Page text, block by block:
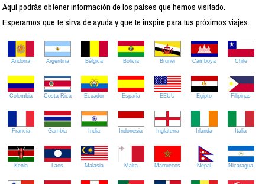
Aquí podrás obtener información de los países que hemos visitado.
Esperamos que te sirva de ayuda y que te inspire para tus próximos viajes.
Andorra Argentina Bélgica Bolivia Brunei Camboya Chile
Colombia Costa Rica Ecuador España EEUU Egipto Filipinas
Francia Gambia India Indonesia Inglaterra Irlanda Italia
Kenia Laos Malasia Malta Marruecos Nepal Nicaragua